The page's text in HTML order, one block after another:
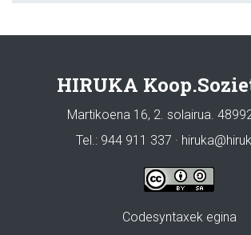
HIRUKA
Martikoena 16, 2. solairua.
Tel.: 944 911 337 ·
Codesyntaxek egina